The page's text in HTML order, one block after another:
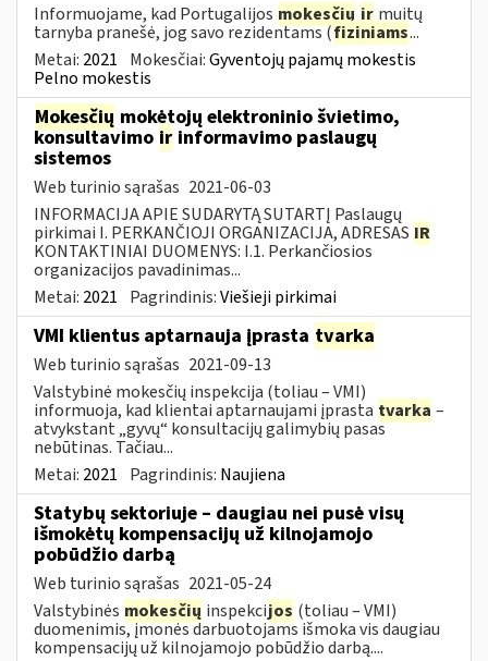
Informuojame, kad Portugalijos mokesčių ir muitų
tarnyba pranešė, jog savo rezidentams (fiziniams...
Metai: 2021 Mokesčiai:Gyventojų pajamų mokestis
Pelno mokestis
Mokesčių mokėtojų elektroninio švietimo,
konsultavimo ir informavimo paslaugų
sistemos
Web turinio sąrašas 2021-06-03
INFORMACIJA APIE SUDARYTĄ SUTARTĮ Paslaugų
pirkimai I. PERKANČIOJI ORGANIZACIJA, ADRESAS IR
KONTAKTINIAI DUOMENYS: I.1. Perkančiosios
organizacijos pavadinimas...
Metai: 2021 Pagrindinis:Viešieji pirkimai
VMI klientus aptarnauja įprasta tvarka
Web turinio sąrašas 2021-09-13
Valstybinė mokesčių inspekcija (toliau – VMI)
informuoja, kad klientai aptarnaujami įprasta tvarka –
atvykstant „gyvų“ konsultacijų galimybių pasas
nebūtinas. Tačiau...
Metai: 2021 Pagrindinis: Naujiena
Statybų sektoriuje – daugiau nei pusė visų
išmokėtų kompensacijų už kilnojamojo
pobūdžio darbą
Web turinio sąrašas 2021-05-24
Valstybinės mokesčių inspekcijos (toliau – VMI)
duomenimis, įmonės darbuotojams išmoka vis daugiau
kompensacijų už kilnojamojo pobūdžio darbą....